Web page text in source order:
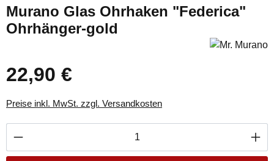
Murano Glas Ohrhaken "Federica"
Ohrhänger-gold
Regulärer Preis:
22,90 €
Preise inkl. MwSt. zzgl. Versandkosten
Produkt Anzahl: Gib den gewünschten